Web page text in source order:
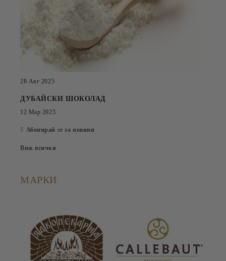
28 Авг 2025
ДУБАЙСКИ ШОКОЛАД
12 Мар 2025
Абонирай се за новини
Виж всички
МАРКИ